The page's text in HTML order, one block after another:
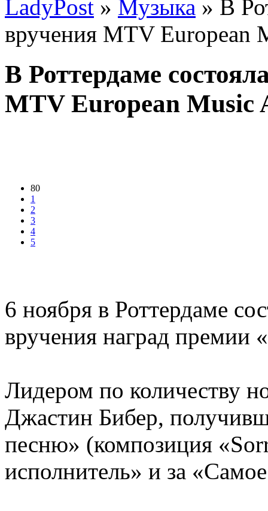
LadyPost » Музыка » В
вручения MTV European
В Роттердаме
MTV European Music
80
1
2
3
4
5
6 ноября в Роттердаме
вручения наград премии
Лидером по количеству
Джастин Бибер,
песню» (композиция
исполнитель» и за